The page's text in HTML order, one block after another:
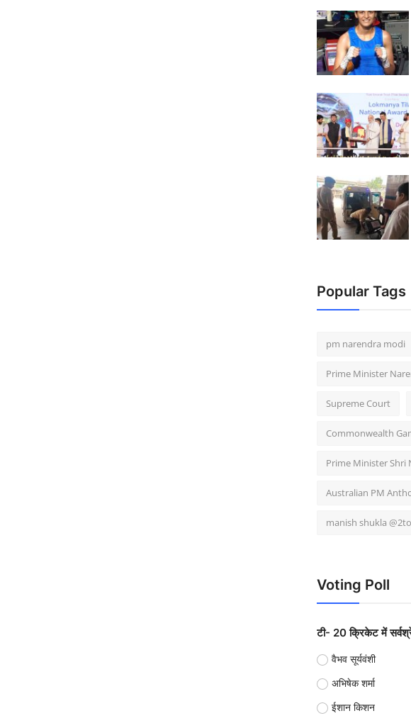
Popular Tags
pm narendra modi
Prime Minister
Supreme Court
Commonwealth
Prime Minister Shri
Australian PM
manish shukla
Voting Poll
टी- 20 क्रिकेट में
वैभव सूर्यवंशी
अभिषेक शर्मा
ईशान किशन